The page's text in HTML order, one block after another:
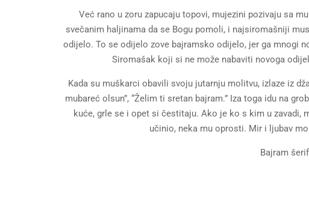
Već rano u zoru zapucaju topovi, mujezini pozivaju sa
svečanim haljinama da se Bogu pomoli, i najsiromašniji
odijelo. To se odijelo zove bajramsko odijelo, jer ga mnogi
Siromašak koji si ne može nabaviti novoga
Kada su muškarci obavili svoju jutarnju molitvu, izlaze iz
mubareć olsun”, “Želim ti sretan bajram.” Iza toga idu na
kuće, grle se i opet si čestitaju. Ako je ko s kim u
učinio, neka mu oprosti. Mir i ljubav
Bajram